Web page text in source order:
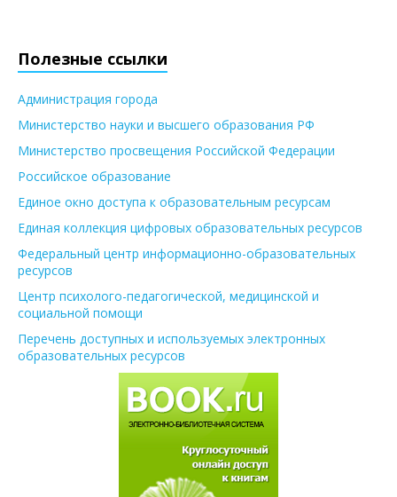
Полезные ссылки
Администрация города
Министерство науки и высшего образования РФ
Министерство просвещения Российской Федерации
Российское образование
Единое окно доступа к образовательным ресурсам
Единая коллекция цифровых образовательных ресурсов
Федеральный центр информационно-образовательных
ресурсов
Центр психолого-педагогической, медицинской и
социальной помощи
Перечень доступных и используемых электронных
образовательных ресурсов